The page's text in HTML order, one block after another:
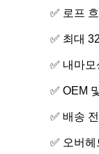
✅ 로프
✅ 최대
✅ 내마
✅ OEM
✅ 배송
✅ 오버